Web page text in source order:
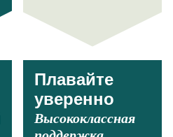
Плавайте
уверенно
Высококлассная